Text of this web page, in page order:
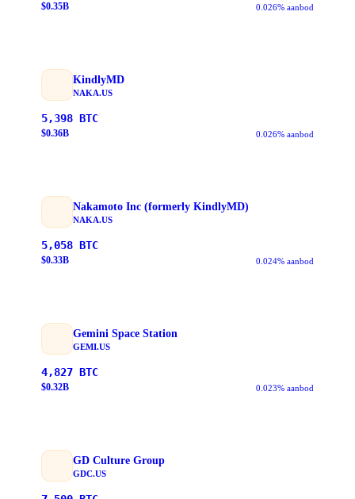
$0.35B 0.026% aanbod
KindlyMD
NAKA.US
5,398 BTC
$0.36B 0.026% aanbod
Nakamoto Inc (formerly KindlyMD)
NAKA.US
5,058 BTC
$0.33B 0.024% aanbod
Gemini Space Station
GEMI.US
4,827 BTC
$0.32B 0.023% aanbod
GD Culture Group
GDC.US